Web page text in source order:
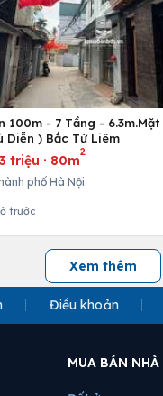
100m - 7 Tầng - 6.3m.Mặt
Diễn ) Bắc Từ Liêm
triệu · 80m
2
phố Hà Nội
trước
Xem thêm
Điều khoản
MUA BÁN